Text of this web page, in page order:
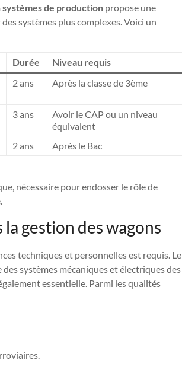
systèmes de production propose une
systèmes plus complexes. Voici un
Durée
Niveau requis
2 ans Après la classe de 3ème
3 ans
Avoir le CAP ou un niveau
équivalent
2 ans Après le Bac
nécessaire pour endosser le rôle de
gestion des wagons
techniques et personnelles est requis. Le
systèmes mécaniques et électriques des
essentielle. Parmi les qualités